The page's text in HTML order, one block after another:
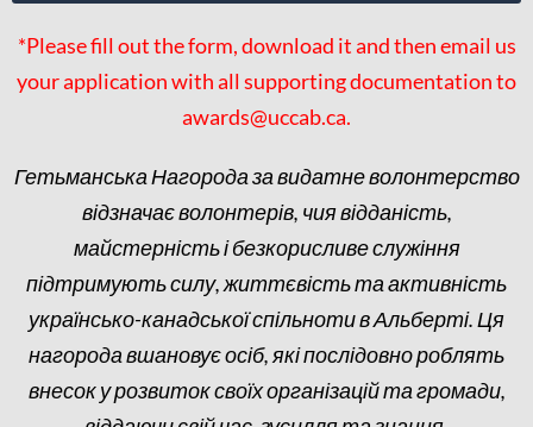
*Please fill out the form, download it and then email us
your application with all supporting documentation to
awards@uccab.ca.
Гетьманська Нагорода за видатне волонтерство
відзначає волонтерів, чия відданість,
майстерність і безкорисливе служіння
підтримують силу, життєвість та активність
українсько-канадської спільноти в Альберті. Ця
нагорода вшановує осіб, які послідовно роблять
внесок у розвиток своїх організацій та громади,